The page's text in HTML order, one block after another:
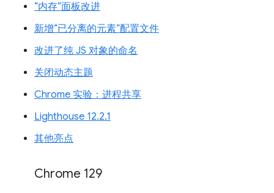
“内存”面板改进
新增“已分离的元素”配置文件
改进了纯 JS 对象的命名
关闭动态主题
Chrome 实验：进程共享
Lighthouse 12.2.1
其他亮点
Chrome 129